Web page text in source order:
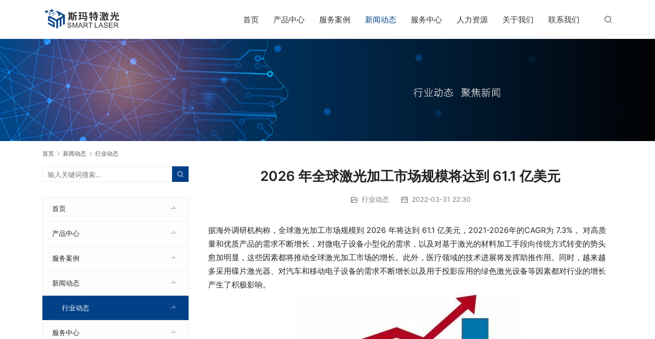
首页 产品中心 服务案例 新闻动态 服务中心 人力资源 关于我们 联系我们
首页 新闻动态 行业动态
2026 年全球激光加工市场规模将达到 61.1 亿美元
行业动态 2022-03-31 22:30
据海外调研机构称，全球激光加工市场规模到 2026 年将达到 61.1 亿美元，2021-2026年的CAGR为 7.3% 。对高质
量和优质产品的需求不断增长，对微电子设备小型化的需求，以及对基于激光的材料加工手段向传统方式转变的势头
愈加明显，这些因素都将推动全球激光加工市场的增长。此外，医疗领域的技术进展将发挥助推作用。同时，越来越
多采用碟片激光器、对汽车和移动电子设备的需求不断增长以及用于投影应用的绿色激光设备等因素都对行业的增长
产生了积极影响。
首页
产品中心
服务案例
新闻动态
行业动态
服务中心